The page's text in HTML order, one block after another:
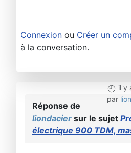
Connexion ou Créer un
à la conversation.
il y
par
Réponse de
liondacier sur le sujet
électrique 900 TDM,